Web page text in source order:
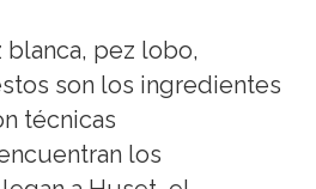
blanca, pez lobo,
son los ingredientes
técnicas
los